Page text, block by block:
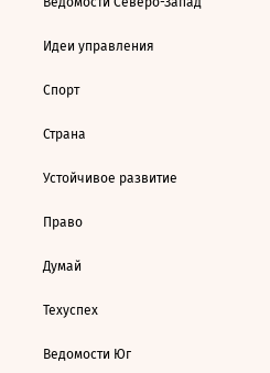
Идеи управления
Спорт
Страна
Устойчивое развитие
Право
Думай
Техуспех
Ведомости Юг